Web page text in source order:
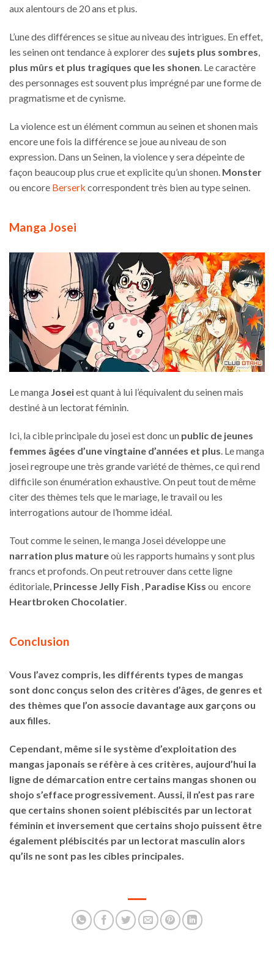
aux alentours de 20 ans et plus.
L’une des différences se situe au niveau des intrigues. En effet,
les seinen ont tendance à explorer des sujets plus sombres,
plus mûrs et plus tragiques que les shonen. Le caractère
des personnages est souvent plus imprégné par une forme de
pragmatisme et de cynisme.
La violence est un élément commun au seinen et shonen mais
encore une fois la différence se joue au niveau de son
expression. Dans un Seinen, la violence y sera dépeinte de
façon beaucoup plus crue et explicite qu’un shonen. Monster
ou encore Berserk correspondent très bien au type seinen.
Manga Josei
Le manga Joseiest quant à lui l’équivalent du seinen mais
destiné à un lectorat féminin.
Ici, la cible principale du josei est donc un public de jeunes
femmes âgées d’une vingtaine d’années et plus. Le manga
josei regroupe une très grande variété de thèmes, ce qui rend
difficile son énumération exhaustive. On peut tout de même
citer des thèmes tels que le mariage, le travail ou les
interrogations autour de l’homme idéal.
Tout comme le seinen, le manga Josei développe une
narration plus matureoù les rapports humains y sont plus
francs et profonds. On peut retrouver dans cette ligne
éditoriale, Princesse Jelly Fish , Paradise Kiss ou encore
Heartbroken Chocolatier.
Conclusion
Vous l’avez compris, les différents types de mangas
sont donc conçus selon des critères d’âges, de genres et
des thèmes que l’on associe davantage aux garçons ou
aux filles.
Cependant, même si le système d’exploitation des
mangas japonais se réfère à ces critères, aujourd’hui la
ligne de démarcation entre certains mangas shonen ou
shojo s’efface progressivement. Aussi, il n’est pas rare
que certains shonen soient plébiscités par un lectorat
féminin et inversement que certains shojo puissent être
également plébiscités par un lectorat masculin alors
qu’ils ne sont pas les cibles principales.